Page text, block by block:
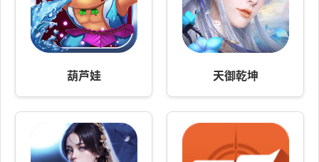
葫芦娃 天御乾坤